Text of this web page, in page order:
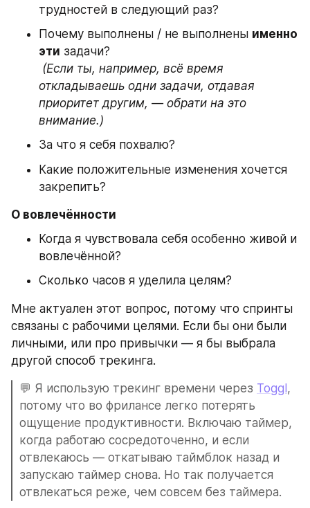
трудностей в следующий раз?
Почему выполнены / не выполнены именно
эти задачи?
(Если ты, например, всё время
откладываешь одни задачи, отдавая
приоритет другим, — обрати на это
внимание.)
За что я себя похвалю?
Какие положительные изменения хочется
закрепить?
О вовлечённости
Когда я чувствовала себя особенно живой и
вовлечённой?
Сколько часов я уделила целям?
Мне актуален этот вопрос, потому что спринты
связаны с рабочими целями. Если бы они были
личными, или про привычки — я бы выбрала
другой способ трекинга.
💬 Я использую трекинг времени через Toggl,
потому что во фрилансе легко потерять
ощущение продуктивности. Включаю таймер,
когда работаю сосредоточенно, и если
отвлекаюсь — откатываю таймблок назад и
запускаю таймер снова. Но так получается
отвлекаться реже, чем совсем без таймера.